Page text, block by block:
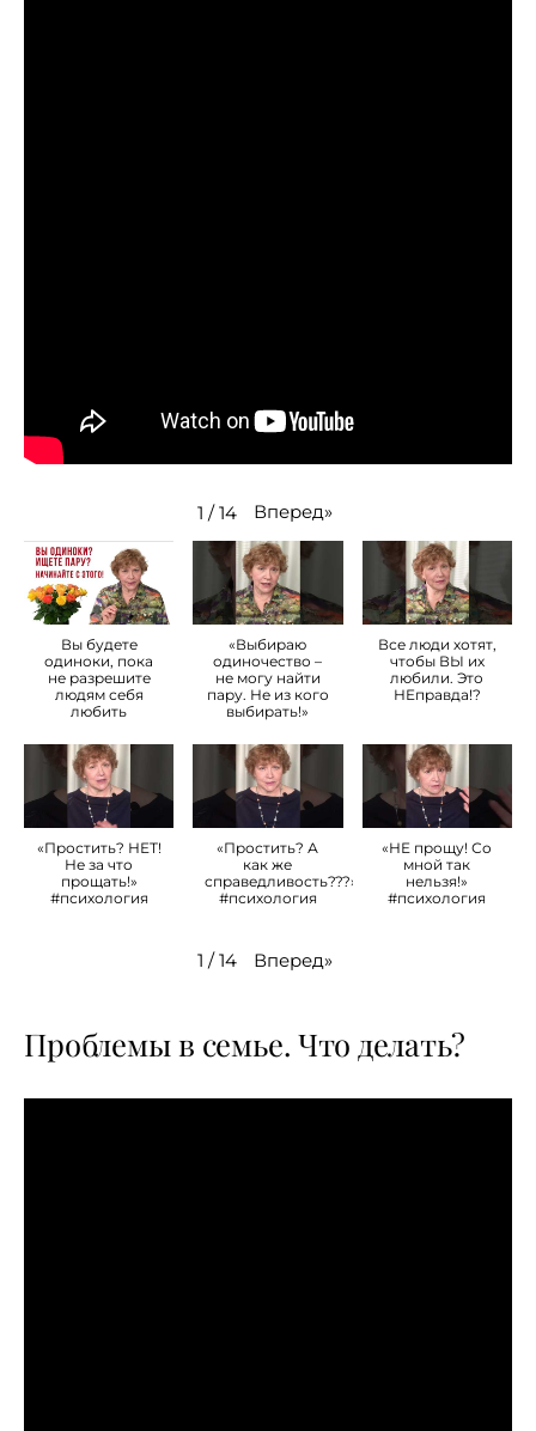
1 / 14 Вперед»
Вы будете
одиноки, пока
не разрешите
людям себя
любить
«Выбираю
одиночество –
не могу найти
пару. Не из кого
выбирать!»
Все люди хотят,
чтобы ВЫ их
любили. Это
НЕправда!?
«Простить? НЕТ!
Не за что
прощать!»
#психология
«Простить? А
как же
справедливость???»
#психология
«НЕ прощу! Со
мной так
нельзя!»
#психология
1 / 14 Вперед»
Проблемы в семье. Что делать?